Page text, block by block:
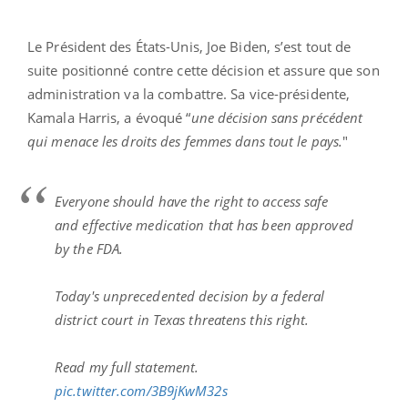
Le Président des États-Unis, Joe Biden, s’est tout de
suite positionné contre cette décision et assure que son
administration va la combattre. Sa vice-présidente,
Kamala Harris, a évoqué “une décision sans précédent
qui menace les droits des femmes dans tout le pays."
Everyone should have the right to access safe
and effective medication that has been approved
by the FDA.
Today's unprecedented decision by a federal
district court in Texas threatens this right.
Read my full statement.
pic.twitter.com/3B9jKwM32s